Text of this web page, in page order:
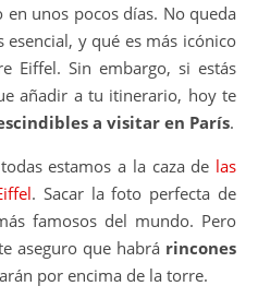
unos pocos días. No queda
y qué es más icónico
Eiffel. Sin embargo, si estás
añadir a tu itinerario, hoy te
a visitar en París.
estamos a la caza de las
. Sacar la foto perfecta de
famosos del mundo. Pero
aseguro que habrá rincones
por encima de la torre.